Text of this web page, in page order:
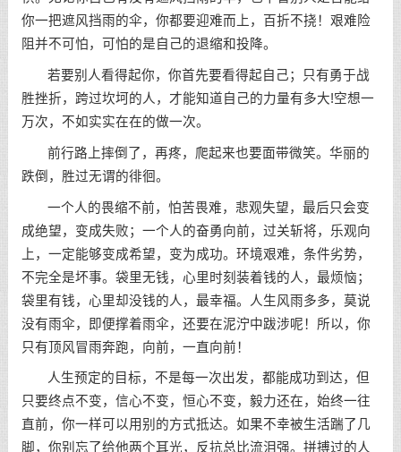
你一把遮风挡雨的伞，你都要迎难而上，百折不挠！艰难险
阻并不可怕，可怕的是自己的退缩和投降。
若要别人看得起你，你首先要看得起自己；只有勇于战
胜挫折，跨过坎坷的人，才能知道自己的力量有多大!空想一
万次，不如实实在在的做一次。
前行路上摔倒了，再疼，爬起来也要面带微笑。华丽的
跌倒，胜过无谓的徘徊。
一个人的畏缩不前，怕苦畏难，悲观失望，最后只会变
成绝望，变成失败；一个人的奋勇向前，过关斩将，乐观向
上，一定能够变成希望，变为成功。环境艰难，条件劣势，
不完全是坏事。袋里无钱，心里时刻装着钱的人，最烦恼；
袋里有钱，心里却没钱的人，最幸福。人生风雨多多，莫说
没有雨伞，即便撑着雨伞，还要在泥泞中跋涉呢！所以，你
只有顶风冒雨奔跑，向前，一直向前！
人生预定的目标，不是每一次出发，都能成功到达，但
只要终点不变，信心不变，恒心不变，毅力还在，始终一往
直前，你一样可以用别的方式抵达。如果不幸被生活踹了几
脚，你别忘了给他两个耳光，反抗总比流泪强。拼搏过的人